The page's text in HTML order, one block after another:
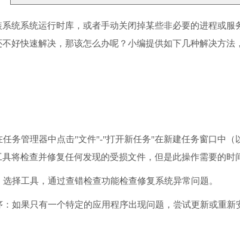
统系统运行时库，或者手动关闭掉某些非必要的进程或
好快速解决，那该怎么办呢？小编提供如下几种解决方
务管理器中点击"文件"-"打开新任务"在新建任务窗口中（
将检查并修复任何发现的受损文件，但是此操作需要的时
择工具，通过查错检查功能检查修复系统异常问题。
如果只有一个特定的应用程序出现问题，尝试更新或重